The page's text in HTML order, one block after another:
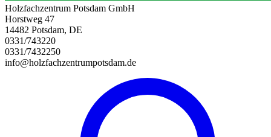
Holzfachzentrum Potsdam GmbH
Horstweg 47
14482 Potsdam, DE
0331/743220
0331/7432250
info@holzfachzentrumpotsdam.de